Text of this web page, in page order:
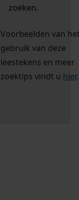
zoeken.
Voorbeelden van
gebruik van deze
leestekens en meer
zoektips vindt u hier.